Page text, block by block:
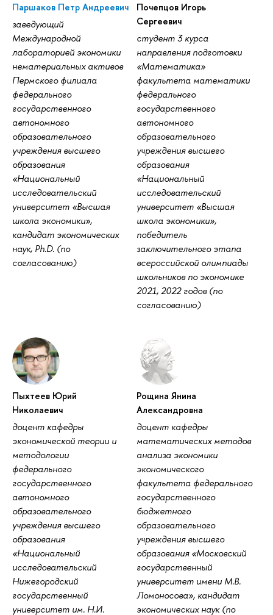
Паршаков Петр Андреевич
заведующий
Международной
лабораторией экономики
нематериальных активов
Пермского филиала
федерального
государственного
автономного
образовательного
учреждения высшего
образования
«Национальный
исследовательский
университет «Высшая
школа экономики»,
кандидат экономических
наук, Ph.D. (по
согласованию)
Почепцов Игорь
Сергеевич
студент 3 курса
направления подготовки
«Математика»
факультета математики
федерального
государственного
автономного
образовательного
учреждения высшего
образования
«Национальный
исследовательский
университет «Высшая
школа экономики»,
победитель
заключительного этапа
всероссийской олимпиады
школьников по экономике
2021, 2022 годов (по
согласованию)
Пыхтеев Юрий
Николаевич
доцент кафедры
экономической теории и
методологии
федерального
государственного
автономного
образовательного
учреждения высшего
образования
«Национальный
исследовательский
Нижегородский
государственный
университет им. Н.И.
Рощина Янина
Александровна
доцент кафедры
математических методов
анализа экономики
экономического
факультета федерального
государственного
бюджетного
образовательного
учреждения высшего
образования «Московский
государственный
университет имени М.В.
Ломоносова», кандидат
экономических наук (по